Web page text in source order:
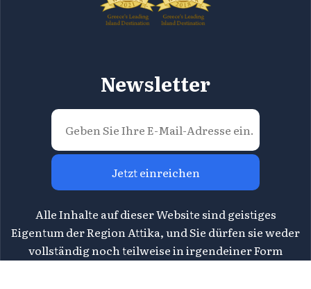
Newsletter
Jetzt einreichen
Alle Inhalte auf dieser Website sind geistiges
Eigentum der Region Attika, und Sie dürfen sie weder
vollständig noch teilweise in irgendeiner Form